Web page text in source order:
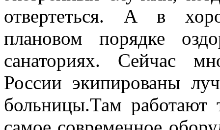
отвертеться. А в
плановом порядке
санаториях. Сейчас
России экипированы
больницы.Там работают